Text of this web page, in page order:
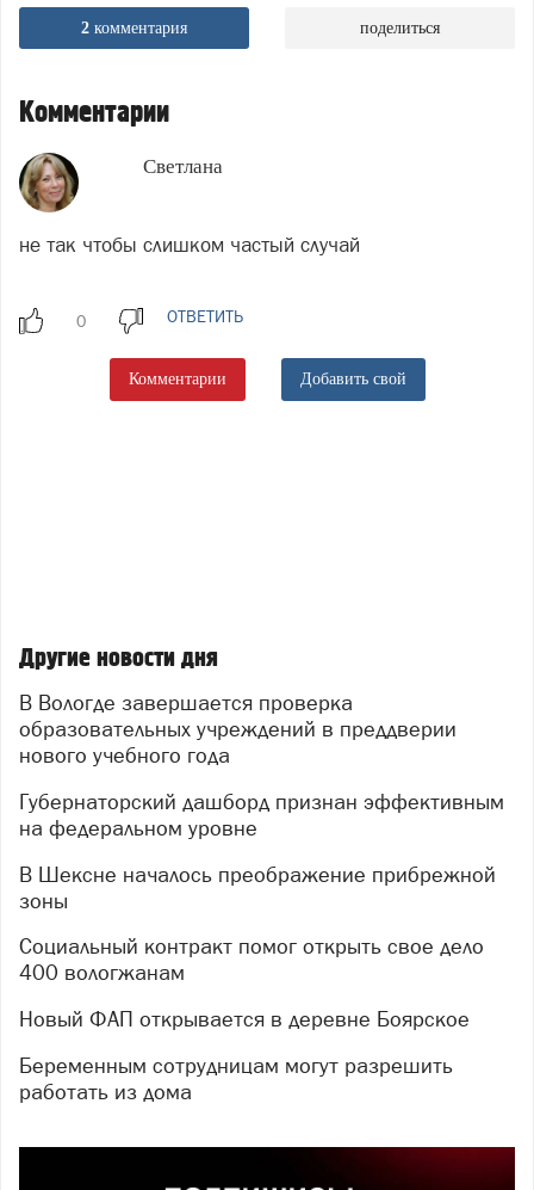
2 комментария поделиться
Комментарии
Светлана
не так чтобы слишком частый случай
ОТВЕТИТЬ
Комментарии Добавить свой
Другие новости дня
В Вологде завершается проверка
образовательных учреждений в преддверии
нового учебного года
Губернаторский дашборд признан эффективным
на федеральном уровне
В Шексне началось преображение прибрежной
зоны
Социальный контракт помог открыть свое дело
400 вологжанам
Новый ФАП открывается в деревне Боярское
Беременным сотрудницам могут разрешить
работать из дома